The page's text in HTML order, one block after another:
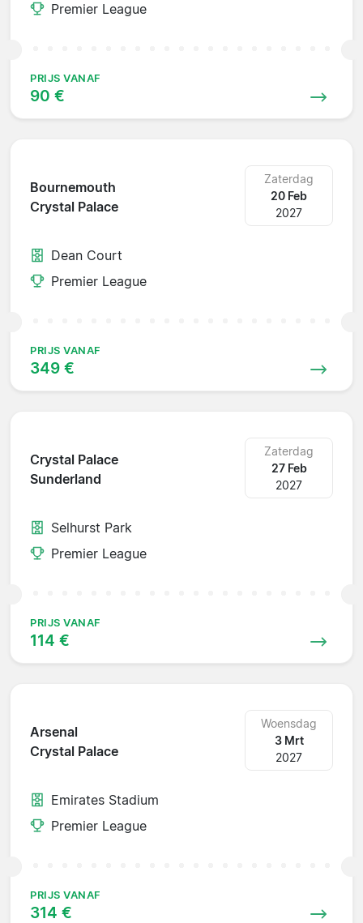
Premier League
PRIJS VANAF
90 €
Bournemouth
Crystal Palace
Zaterdag
20 Feb
2027
Dean Court
Premier League
PRIJS VANAF
349 €
Crystal Palace
Sunderland
Zaterdag
27 Feb
2027
Selhurst Park
Premier League
PRIJS VANAF
114 €
Arsenal
Crystal Palace
Woensdag
3 Mrt
2027
Emirates Stadium
Premier League
PRIJS VANAF
314 €